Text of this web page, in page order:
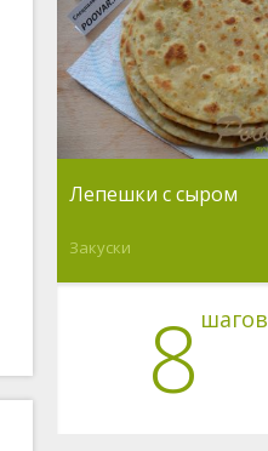
Лепешки с сыром
Закуски
8 шагов